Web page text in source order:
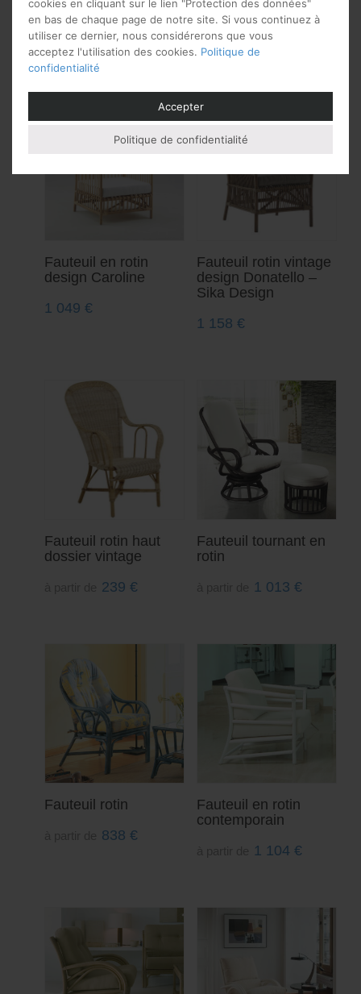
Michelangelo
à partir de788€
599€
Fauteuil en rotin
design Caroline
1 049 €
Fauteuil rotin vintage
design Donatello –
Sika Design
1 158 €
Fauteuil rotin haut
dossier vintage
239 €
Fauteuil tournant en
rotin
1 013 €
Fauteuil rotin
838 €
Fauteuil en rotin
contemporain
1 104 €
cookies en cliquant sur le lien "Protection des données"
en bas de chaque page de notre site. Si vous continuez à
utiliser ce dernier, nous considérerons que vous
acceptez l'utilisation des cookies. Politique de
confidentialité
Accepter
Politique de confidentialité